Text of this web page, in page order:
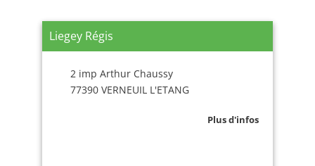
Liegey Régis
2 imp Arthur Chaussy
77390 VERNEUIL L'ETANG
Plus d'infos